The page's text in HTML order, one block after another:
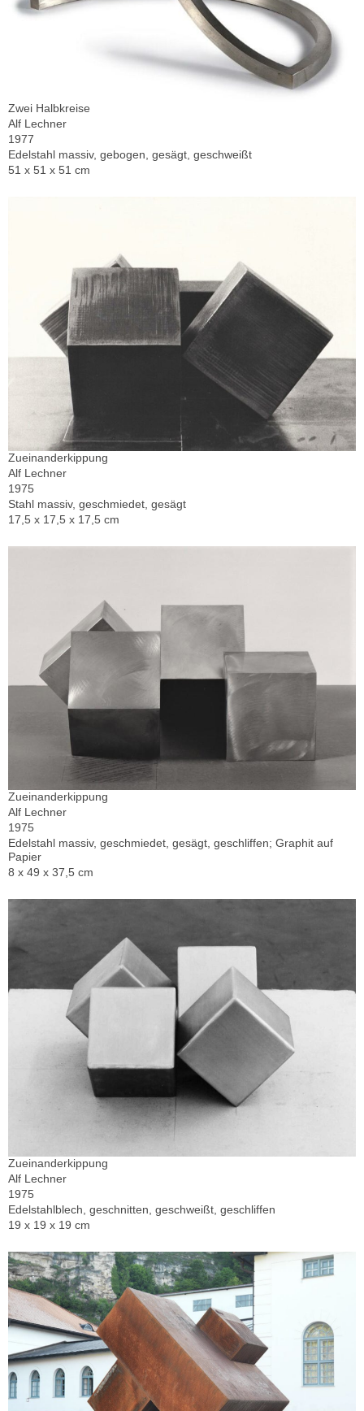
Zwei Halbkreise
Alf Lechner
1977
Edelstahl massiv, gebogen, gesägt, geschweißt
51 x 51 x 51 cm
Zueinanderkippung
Alf Lechner
1975
Stahl massiv, geschmiedet, gesägt
17,5 x 17,5 x 17,5 cm
Zueinanderkippung
Alf Lechner
1975
Edelstahl massiv, geschmiedet, gesägt, geschliffen; Graphit auf
Papier
8 x 49 x 37,5 cm
Zueinanderkippung
Alf Lechner
1975
Edelstahlblech, geschnitten, geschweißt, geschliffen
19 x 19 x 19 cm